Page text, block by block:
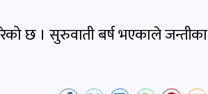
छ । सुरुवाती बर्ष भएकाले जन्तीका